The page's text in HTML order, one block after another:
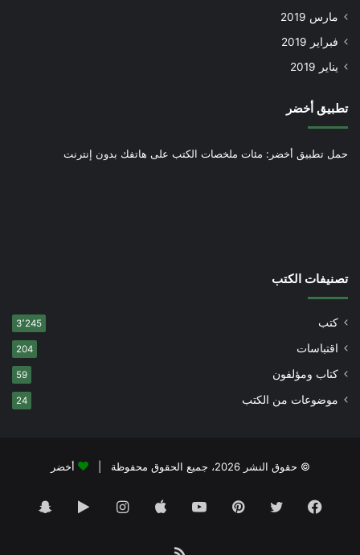
مارس 2019
فبراير 2019
يناير 2019
تطبيق أخضر
حمل تطبيق أخضر: مئات ملخصات الكتب على هاتفك بدون إنترنت
تصنيفات الكتب
كتب 3٬245
اقتباسات 204
كتاب ومؤلفون 59
موضوعات من الكتب 24
© حقوق النشر 2026، جميع الحقوق محفوظة | أخضر
فيسبوك تويتر بينتيريستيوتيوب انستقرام‏Googleسناب